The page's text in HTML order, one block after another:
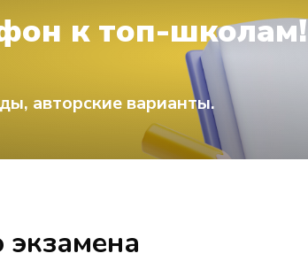
к топ-школам!
авторские варианты.
экзамена